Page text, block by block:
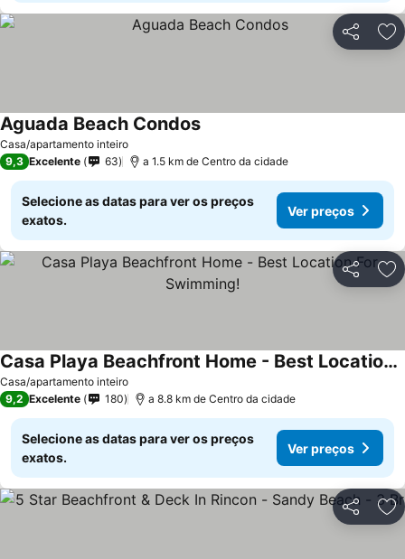
Partilhar
Casa/apartamento inteiro
Aguada Beach CondosVer preços
9,3 Excelente 63 a 1.5 km de Centro da cidade
Selecione as datas para ver os preços
exatos.
Ver preços
Partilhar
Casa/apartamento inteiro
Casa Playa Beachfront Home - Best Location For Swimming!
Ver preços
9,2 Excelente 180 a 8.8 km de Centro da cidade
Selecione as datas para ver os preços
exatos.
Ver preços
Partilhar